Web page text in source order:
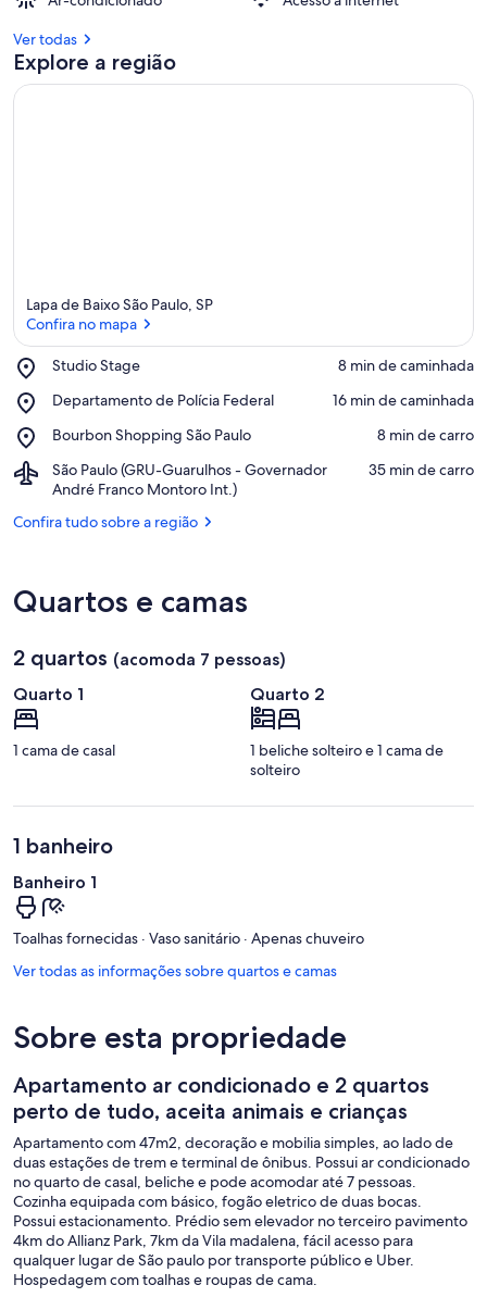
Ver todas
Explore a região
Lapa de Baixo São Paulo, SP
Confira no mapa
Studio Stage
Place,
Stage
‪8 min de caminhada‬
Departamento de Polícia Federal
Place,
de
Federal
‪16 min de caminhada‬
Bourbon Shopping São Paulo
Place,
Shopping
São
Paulo
‪8 min de carro‬
São Paulo (GRU-Guarulhos - Governador
André Franco Montoro Int.)
Airport,
São
(GRU-
André
Int.)
‪35 min de carro‬
Confira tudo sobre a região
Quartos e camas
2 quartos (acomoda 7 pessoas)
Quarto 1
1 cama de casal
Quarto 2
1 beliche solteiro e 1 cama de
solteiro
1 banheiro
Banheiro 1
Toalhas fornecidas · Vaso sanitário · Apenas chuveiro
Ver todas as informações sobre quartos e camas
Sobre esta propriedade
Apartamento ar condicionado e 2 quartos
perto de tudo, aceita animais e crianças
Apartamento com 47m2, decoração e mobilia simples, ao lado de
duas estações de trem e terminal de ônibus. Possui ar condicionado
no quarto de casal, beliche e pode acomodar até 7 pessoas.
Cozinha equipada com básico, fogão eletrico de duas bocas.
Possui estacionamento. Prédio sem elevador no terceiro pavimento
4km do Allianz Park, 7km da Vila madalena, fácil acesso para
qualquer lugar de São paulo por transporte público e Uber.
Hospedagem com toalhas e roupas de cama.